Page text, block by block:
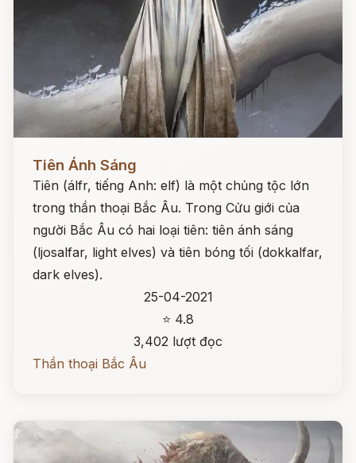
Tiên Ánh Sáng
Tiên (álfr, tiếng Anh: elf) là một chủng tộc lớn
trong thần thoại Bắc Âu. Trong Cửu giới của
người Bắc Âu có hai loại tiên: tiên ánh sáng
(ljosalfar, light elves) và tiên bóng tối (dokkalfar,
dark elves).
25-04-2021
⭐ 4.8
3,402 lượt đọc
Thần thoại Bắc Âu